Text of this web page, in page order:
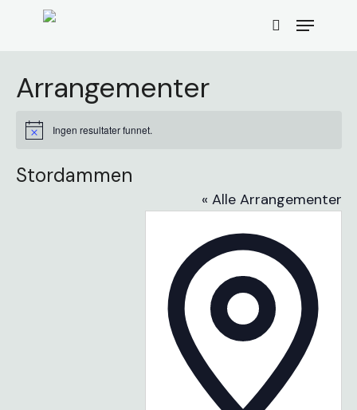
content
search
Menu
Arrangementer
MerknadIngen resultater funnet.
Stordammen
« Alle Arrangementer